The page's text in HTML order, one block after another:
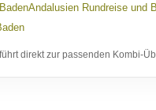
Andalusien Rundreise und
direkt zur passenden Kombi-